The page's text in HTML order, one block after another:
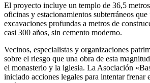
El proyecto incluye un templo de 36,5
oficinas y estacionamientos subterráneos que
excavaciones profundas a metros de
casi 300 años, sin cemento moderno.
Vecinos, especialistas y organizaciones
sobre el riesgo que una obra de esta
el monasterio y la iglesia. La Asociación
iniciado acciones legales para intentar frenar